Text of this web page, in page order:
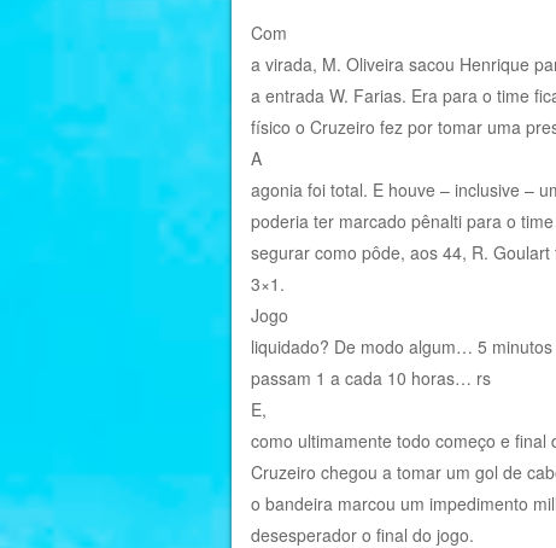
Com
a virada, M. Oliveira sacou Henrique
a entrada W. Farias. Era para o time
físico o Cruzeiro fez por tomar uma
A
agonia foi total. E houve – inclusive –
poderia ter marcado pênalti para o
segurar como pôde, aos 44, R.
3×1.
Jogo
liquidado? De modo algum… 5
passam 1 a cada 10 horas… rs
E,
como ultimamente todo começo e
Cruzeiro chegou a tomar um gol de
o bandeira marcou um impedimento
desesperador o final do jogo.